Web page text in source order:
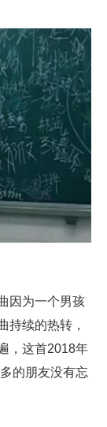
因为一个男孩
持续的热转，
，这首2018年
的朋友没有忘